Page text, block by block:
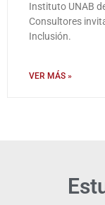
Instituto UNAB
Consultores
Inclusión.
VER MÁS »